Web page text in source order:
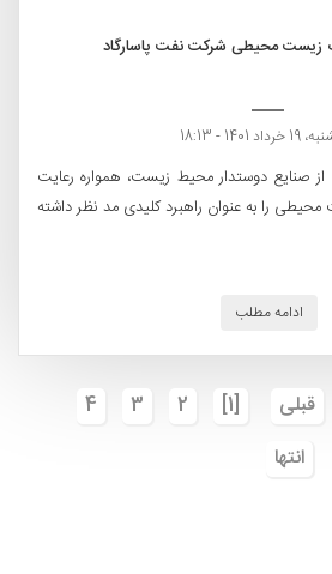
زیست محیطی شرکت نفت پاسارگاد
1401 - 18:13
از صنایع دوستدار محیط زیست، همواره رعایت
را به عنوان راهبرد کلیدی مد نظر داشته
ادامه مطلب
قبلی [1]
2
3
4
انتها